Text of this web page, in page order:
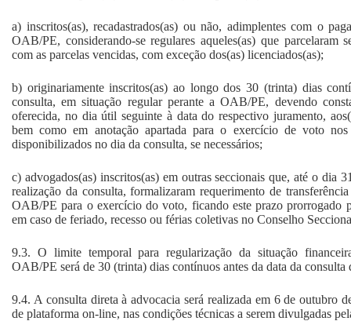
a) inscritos(as), recadastrados(as) ou não, adimplentes com o
OAB/PE, considerando-se regulares aqueles(as) que parcelaram
com as parcelas vencidas, com exceção dos(as) licenciados(as);
b) originariamente inscritos(as) ao longo dos 30 (trinta) dias
consulta, em situação regular perante a OAB/PE, devendo
oferecida, no dia útil seguinte à data do respectivo juramento,
bem como em anotação apartada para o exercício de voto nos
disponibilizados no dia da consulta, se necessários;
c) advogados(as) inscritos(as) em outras seccionais que, até o dia
realização da consulta, formalizaram requerimento de
OAB/PE para o exercício do voto, ficando este prazo prorrogado
em caso de feriado, recesso ou férias coletivas no Conselho
9.3. O limite temporal para regularização da situação
OAB/PE será de 30 (trinta) dias contínuos antes da data da consulta
9.4. A consulta direta à advocacia será realizada em 6 de outubro
de plataforma on-line, nas condições técnicas a serem divulgadas